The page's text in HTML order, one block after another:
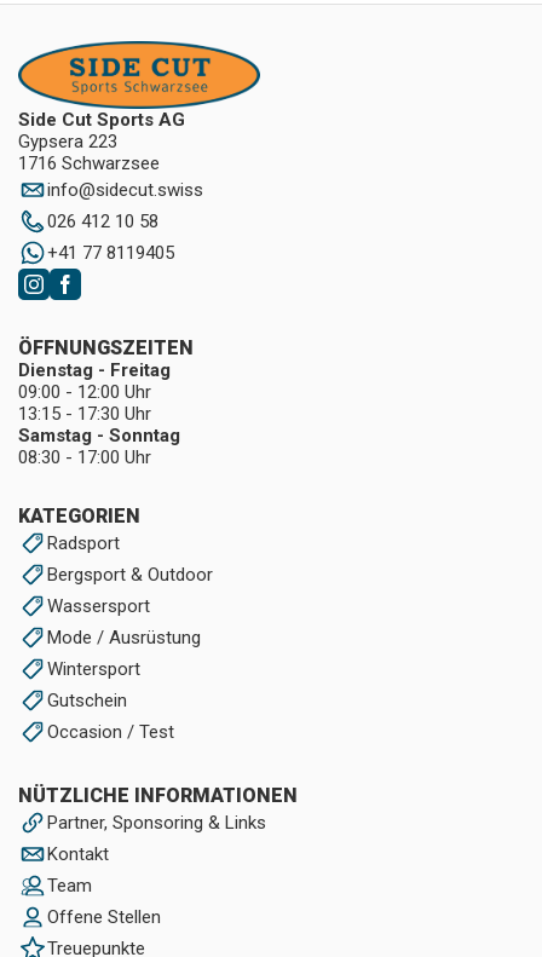
Side Cut Sports AG
Gypsera 223
1716 Schwarzsee
info@sidecut.swiss
026 412 10 58
+41 77 8119405
KATEGORIEN
Radsport
Bergsport & Outdoor
Wassersport
Mode / Ausrüstung
Wintersport
Gutschein
Occasion / Test
NÜTZLICHE INFORMATIONEN
Partner, Sponsoring & Links
Kontakt
Team
Offene Stellen
Treuepunkte
ÖFFNUNGSZEITEN
Dienstag - Freitag
09:00 - 12:00 Uhr
13:15 - 17:30 Uhr
Samstag - Sonntag
08:30 - 17:00 Uhr